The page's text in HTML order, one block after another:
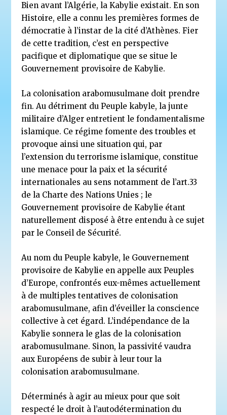
Bien avant l’Algérie, la Kabylie existait. En son
Histoire, elle a connu les premières formes de
démocratie à l’instar de la cité d’Athènes. Fier
de cette tradition, c’est en perspective
pacifique et diplomatique que se situe le
Gouvernement provisoire de Kabylie.
La colonisation arabomusulmane doit prendre
fin. Au détriment du Peuple kabyle, la junte
militaire d’Alger entretient le fondamentalisme
islamique. Ce régime fomente des troubles et
provoque ainsi une situation qui, par
l’extension du terrorisme islamique, constitue
une menace pour la paix et la sécurité
internationales au sens notamment de l’art.33
de la Charte des Nations Unies ; le
Gouvernement provisoire de Kabylie étant
naturellement disposé à être entendu à ce sujet
par le Conseil de Sécurité.
Au nom du Peuple kabyle, le Gouvernement
provisoire de Kabylie en appelle aux Peuples
d’Europe, confrontés eux-mêmes actuellement
à de multiples tentatives de colonisation
arabomusulmane, afin d’éveiller la conscience
collective à cet égard. L’indépendance de la
Kabylie sonnera le glas de la colonisation
arabomusulmane. Sinon, la passivité vaudra
aux Européens de subir à leur tour la
colonisation arabomusulmane.
Déterminés à agir au mieux pour que soit
respecté le droit à l’autodétermination du